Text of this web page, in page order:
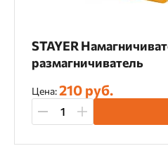
STAYER
размагничиватель
Цена:210 руб.